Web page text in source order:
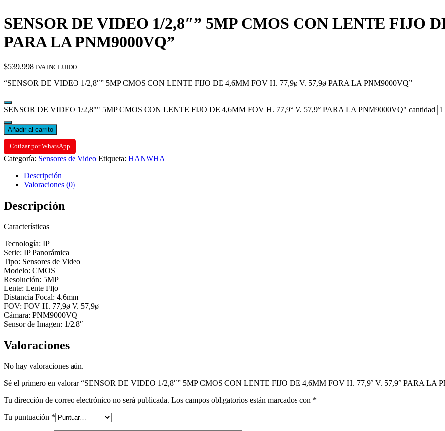
SENSOR DE VIDEO 1/2,8″” 5MP CMOS CON LENTE FIJO
PARA LA PNM9000VQ”
$539.998 IVA INCLUIDO
“SENSOR DE VIDEO 1/2,8″” 5MP CMOS CON LENTE FIJO DE 4,6MM FOV H. 77,9ø V. 57,9ø PARA LA PNM9000VQ”
SENSOR DE VIDEO 1/2,8"" 5MP CMOS CON LENTE FIJO DE 4,6MM FOV H. 77,9° V. 57,9° PARA LA PNM9000VQ" cantidad
Añadir al carrito
Cotizar por WhatsApp
Categoría: Sensores de Video Etiqueta: HANWHA
Descripción
Valoraciones (0)
Descripción
Características
Tecnología: IP
Serie: IP Panorámica
Tipo: Sensores de Video
Modelo: CMOS
Resolución: 5MP
Lente: Lente Fijo
Distancia Focal: 4.6mm
FOV: FOV H. 77,9ø V. 57,9ø
Cámara: PNM9000VQ
Sensor de Imagen: 1/2.8″
Valoraciones
No hay valoraciones aún.
Sé el primero en valorar “SENSOR DE VIDEO 1/2,8″” 5MP CMOS CON LENTE FIJO DE 4,6MM FOV H. 77,9° V. 57,9° PARA LA
Tu dirección de correo electrónico no será publicada. Los campos obligatorios están marcados con *
Tu puntuación *